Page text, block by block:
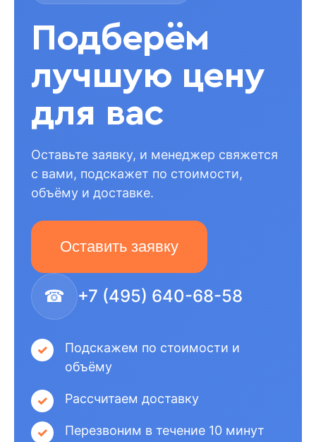
Подберём
лучшую цену
для вас
Оставьте заявку, и менеджер свяжется
с вами, подскажет по стоимости,
объёму и доставке.
Оставить заявку
☎ +7 (495) 640-68-58
Подскажем по стоимости и
объёму
Рассчитаем доставку
Перезвоним в течение 10 минут